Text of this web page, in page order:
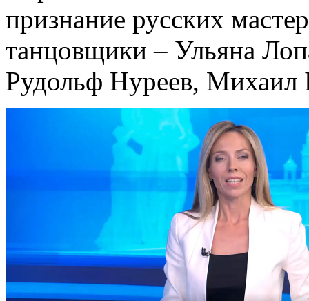
признание русских
танцовщики – Ульяна
Рудольф Нуреев, Михаил